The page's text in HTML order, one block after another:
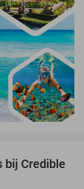
36%
bij Credible